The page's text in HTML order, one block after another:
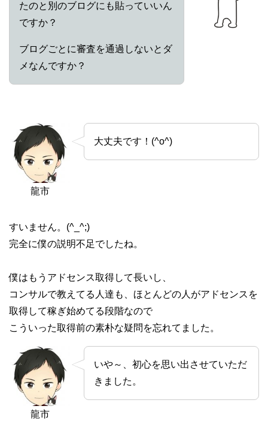
たのと別のブログにも貼っていいん
ですか？
ブログごとに審査を通過しないとダ
メなんですか？
龍市
大丈夫です！(^o^)
すいません。(^_^;)
完全に僕の説明不足でしたね。
僕はもうアドセンス取得して長いし、
コンサルで教えてる人達も、ほとんどの人がアドセンスを
取得して稼ぎ始めてる段階なので
こういった取得前の素朴な疑問を忘れてました。
龍市
いや～、初心を思い出させていただ
きました。